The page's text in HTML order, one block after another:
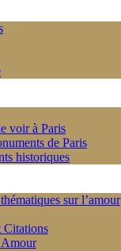
voir à Paris
de Paris
historiques
sur l’amour
Citations